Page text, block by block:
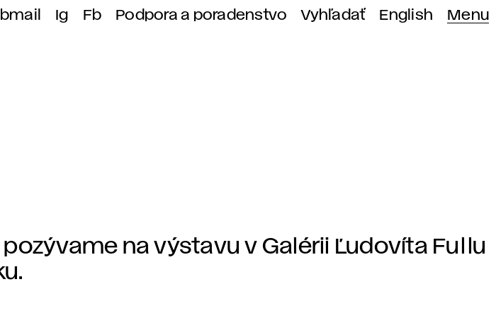
Ig Fb Podpora a poradenstvo Vyhľadať English Menu
na výstavu v Galérii Ľudovíta Fullu